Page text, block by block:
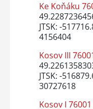
Ke Koňáku
JTSK: -
4156404
Kosov III
JTSK: -
30727618
Kosov I